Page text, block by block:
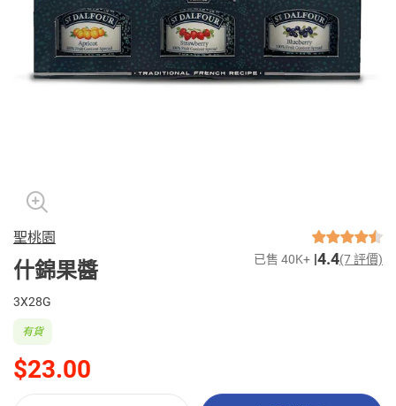
聖桃園
什錦果醬 已售 40K+ 4.4(7 評價)
3X28G
$23.00
有貨